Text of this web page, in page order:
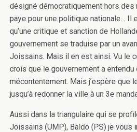
désigné démocratiquement hors des
paye pour une politique nationale… Il
qu’une critique et sanction de
gouvernement se traduise par un
Joissains. Mais il en est ainsi. Vu le
crois que le gouvernement a
mécontentement. Mais j’espère que
jusqu’à redonner la ville à un 3e
Aussi dans la triangulaire qui se
Joissains (UMP), Baldo (PS) je vous